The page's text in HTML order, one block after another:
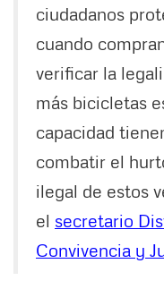
ciudadanos
cuando
verificar la
más bicicletas
capacidad
combatir el
ilegal de estos
el secretario
Convivencia y